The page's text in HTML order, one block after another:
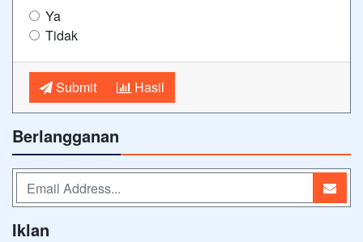
Ya
Tidak
Submit Hasil
Berlangganan
Iklan